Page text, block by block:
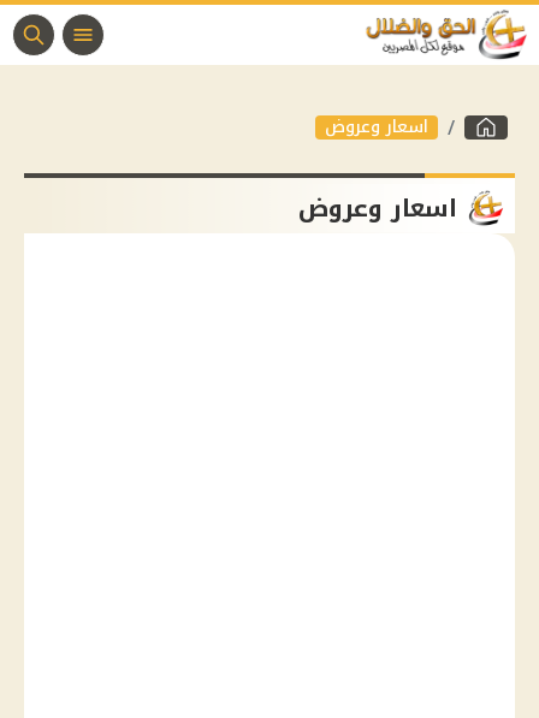
اسعار وعروض
اسعار وعروض